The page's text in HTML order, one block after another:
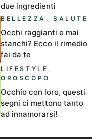
due ingredienti
BELLEZZA ,SALUTE
Occhi raggianti e mai
stanchi? Ecco il rimedio
fai da te
LIFESTYLE ,
OROSCOPO
Occhio con loro, questi
segni ci mettono tanto
ad innamorarsi!